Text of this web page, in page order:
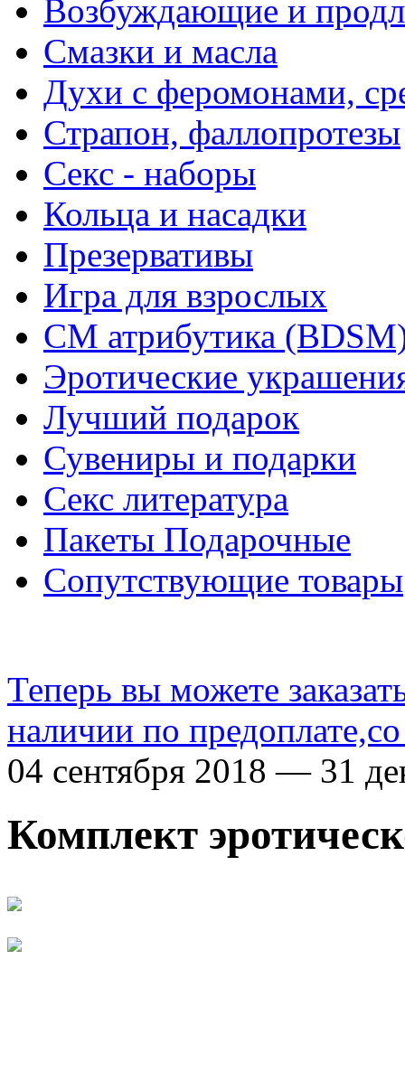
Возбуждающие и
Смазки и масла
Духи с феромонами,
Страпон, фаллопротезы
Секс - наборы
Кольца и насадки
Презервативы
Игра для взрослых
СМ атрибутика
Эротические
Лучший подарок
Сувениры и подарки
Секс литература
Пакеты Подарочные
Сопутствующие товары
Теперь вы можете
наличии по
04 сентября 2018 — 31
Комплект